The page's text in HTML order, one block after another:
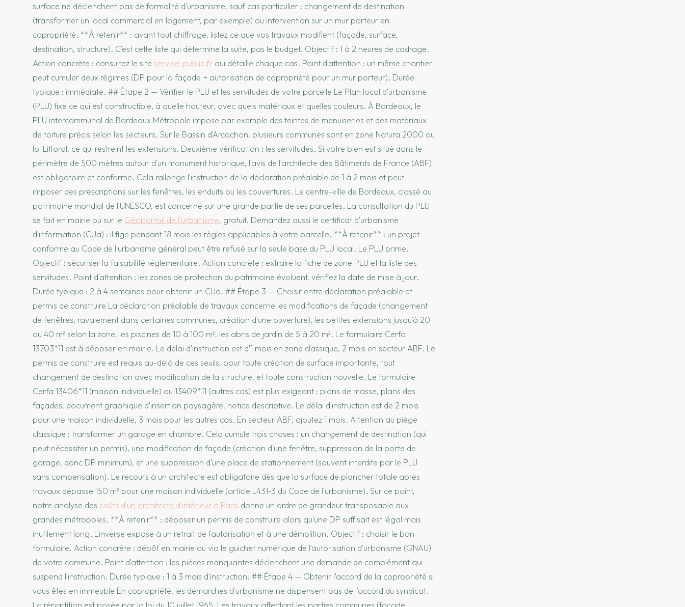
surface ne déclenchent pas de formalité d'urbanisme, sauf cas particulier : changement de destination
(transformer un local commercial en logement, par exemple) ou intervention sur un mur porteur en
copropriété. **À retenir** : avant tout chiffrage, listez ce que vos travaux modifient (façade, surface,
destination, structure). C'est cette liste qui détermine la suite, pas le budget. Objectif : 1 à 2 heures de cadrage.
Action concrète : consultez le site service-public.fr qui détaille chaque cas. Point d'attention : un même chantier
peut cumuler deux régimes (DP pour la façade + autorisation de copropriété pour un mur porteur). Durée
typique : immédiate. ## Étape 2 — Vérifier le PLU et les servitudes de votre parcelle Le Plan local d'urbanisme
(PLU) fixe ce qui est constructible, à quelle hauteur, avec quels matériaux et quelles couleurs. À Bordeaux, le
PLU intercommunal de Bordeaux Métropole impose par exemple des teintes de menuiseries et des matériaux
de toiture précis selon les secteurs. Sur le Bassin d'Arcachon, plusieurs communes sont en zone Natura 2000 ou
loi Littoral, ce qui restreint les extensions. Deuxième vérification : les servitudes. Si votre bien est situé dans le
périmètre de 500 mètres autour d'un monument historique, l'avis de l'architecte des Bâtiments de France (ABF)
est obligatoire et conforme. Cela rallonge l'instruction de la déclaration préalable de 1 à 2 mois et peut
imposer des prescriptions sur les fenêtres, les enduits ou les couvertures. Le centre-ville de Bordeaux, classé au
patrimoine mondial de l'UNESCO, est concerné sur une grande partie de ses parcelles. La consultation du PLU
se fait en mairie ou sur le Géoportail de l'urbanisme, gratuit. Demandez aussi le certificat d'urbanisme
d'information (CUa) : il fige pendant 18 mois les règles applicables à votre parcelle. **À retenir** : un projet
conforme au Code de l'urbanisme général peut être refusé sur la seule base du PLU local. Le PLU prime.
Objectif : sécuriser la faisabilité réglementaire. Action concrète : extraire la fiche de zone PLU et la liste des
servitudes. Point d'attention : les zones de protection du patrimoine évoluent, vérifiez la date de mise à jour.
Durée typique : 2 à 4 semaines pour obtenir un CUa. ## Étape 3 — Choisir entre déclaration préalable et
permis de construire La déclaration préalable de travaux concerne les modifications de façade (changement
de fenêtres, ravalement dans certaines communes, création d'une ouverture), les petites extensions jusqu'à 20
ou 40 m² selon la zone, les piscines de 10 à 100 m², les abris de jardin de 5 à 20 m². Le formulaire Cerfa
13703*11 est à déposer en mairie. Le délai d'instruction est d'1 mois en zone classique, 2 mois en secteur ABF. Le
permis de construire est requis au-delà de ces seuils, pour toute création de surface importante, tout
changement de destination avec modification de la structure, et toute construction nouvelle. Le formulaire
Cerfa 13406*11 (maison individuelle) ou 13409*11 (autres cas) est plus exigeant : plans de masse, plans des
façades, document graphique d'insertion paysagère, notice descriptive. Le délai d'instruction est de 2 mois
pour une maison individuelle, 3 mois pour les autres cas. En secteur ABF, ajoutez 1 mois. Attention au piège
classique : transformer un garage en chambre. Cela cumule trois choses : un changement de destination (qui
peut nécessiter un permis), une modification de façade (création d'une fenêtre, suppression de la porte de
garage, donc DP minimum), et une suppression d'une place de stationnement (souvent interdite par le PLU
sans compensation). Le recours à un architecte est obligatoire dès que la surface de plancher totale après
travaux dépasse 150 m² pour une maison individuelle (article L431-3 du Code de l'urbanisme). Sur ce point,
notre analyse des coûts d'un architecte d'intérieur à Paris donne un ordre de grandeur transposable aux
grandes métropoles. **À retenir** : déposer un permis de construire alors qu'une DP suffisait est légal mais
inutilement long. L'inverse expose à un retrait de l'autorisation et à une démolition. Objectif : choisir le bon
formulaire. Action concrète : dépôt en mairie ou via le guichet numérique de l'autorisation d'urbanisme (GNAU)
de votre commune. Point d'attention : les pièces manquantes déclenchent une demande de complément qui
suspend l'instruction. Durée typique : 1 à 3 mois d'instruction. ## Étape 4 — Obtenir l'accord de la copropriété si
vous êtes en immeuble En copropriété, les démarches d'urbanisme ne dispensent pas de l'accord du syndicat.
La répartition est posée par la loi du 10 juillet 1965. Les travaux affectant les parties communes (façade,